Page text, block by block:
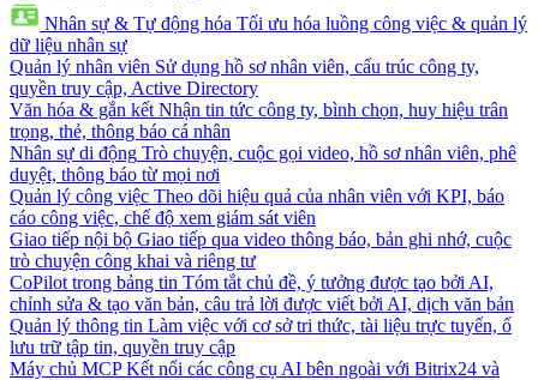
Nhân sự & Tự động hóa Tối ưu hóa luồng công việc & quản lý
dữ liệu nhân sự
Quản lý nhân viên Sử dụng hồ sơ nhân viên, cấu trúc công ty,
quyền truy cập, Active Directory
Văn hóa & gắn kết Nhận tin tức công ty, bình chọn, huy hiệu trân
trọng, thẻ, thông báo cá nhân
Nhân sự di động Trò chuyện, cuộc gọi video, hồ sơ nhân viên, phê
duyệt, thông báo từ mọi nơi
Quản lý công việc Theo dõi hiệu quả của nhân viên với KPI, báo
cáo công việc, chế độ xem giám sát viên
Giao tiếp nội bộ Giao tiếp qua video thông báo, bản ghi nhớ, cuộc
trò chuyện công khai và riêng tư
CoPilot trong bảng tin Tóm tắt chủ đề, ý tưởng được tạo bởi AI,
chỉnh sửa & tạo văn bản, câu trả lời được viết bởi AI, dịch văn bản
Quản lý thông tin Làm việc với cơ sở tri thức, tài liệu trực tuyến, ổ
lưu trữ tập tin, quyền truy cập
Máy chủ MCP Kết nối các công cụ AI bên ngoài với Bitrix24 và